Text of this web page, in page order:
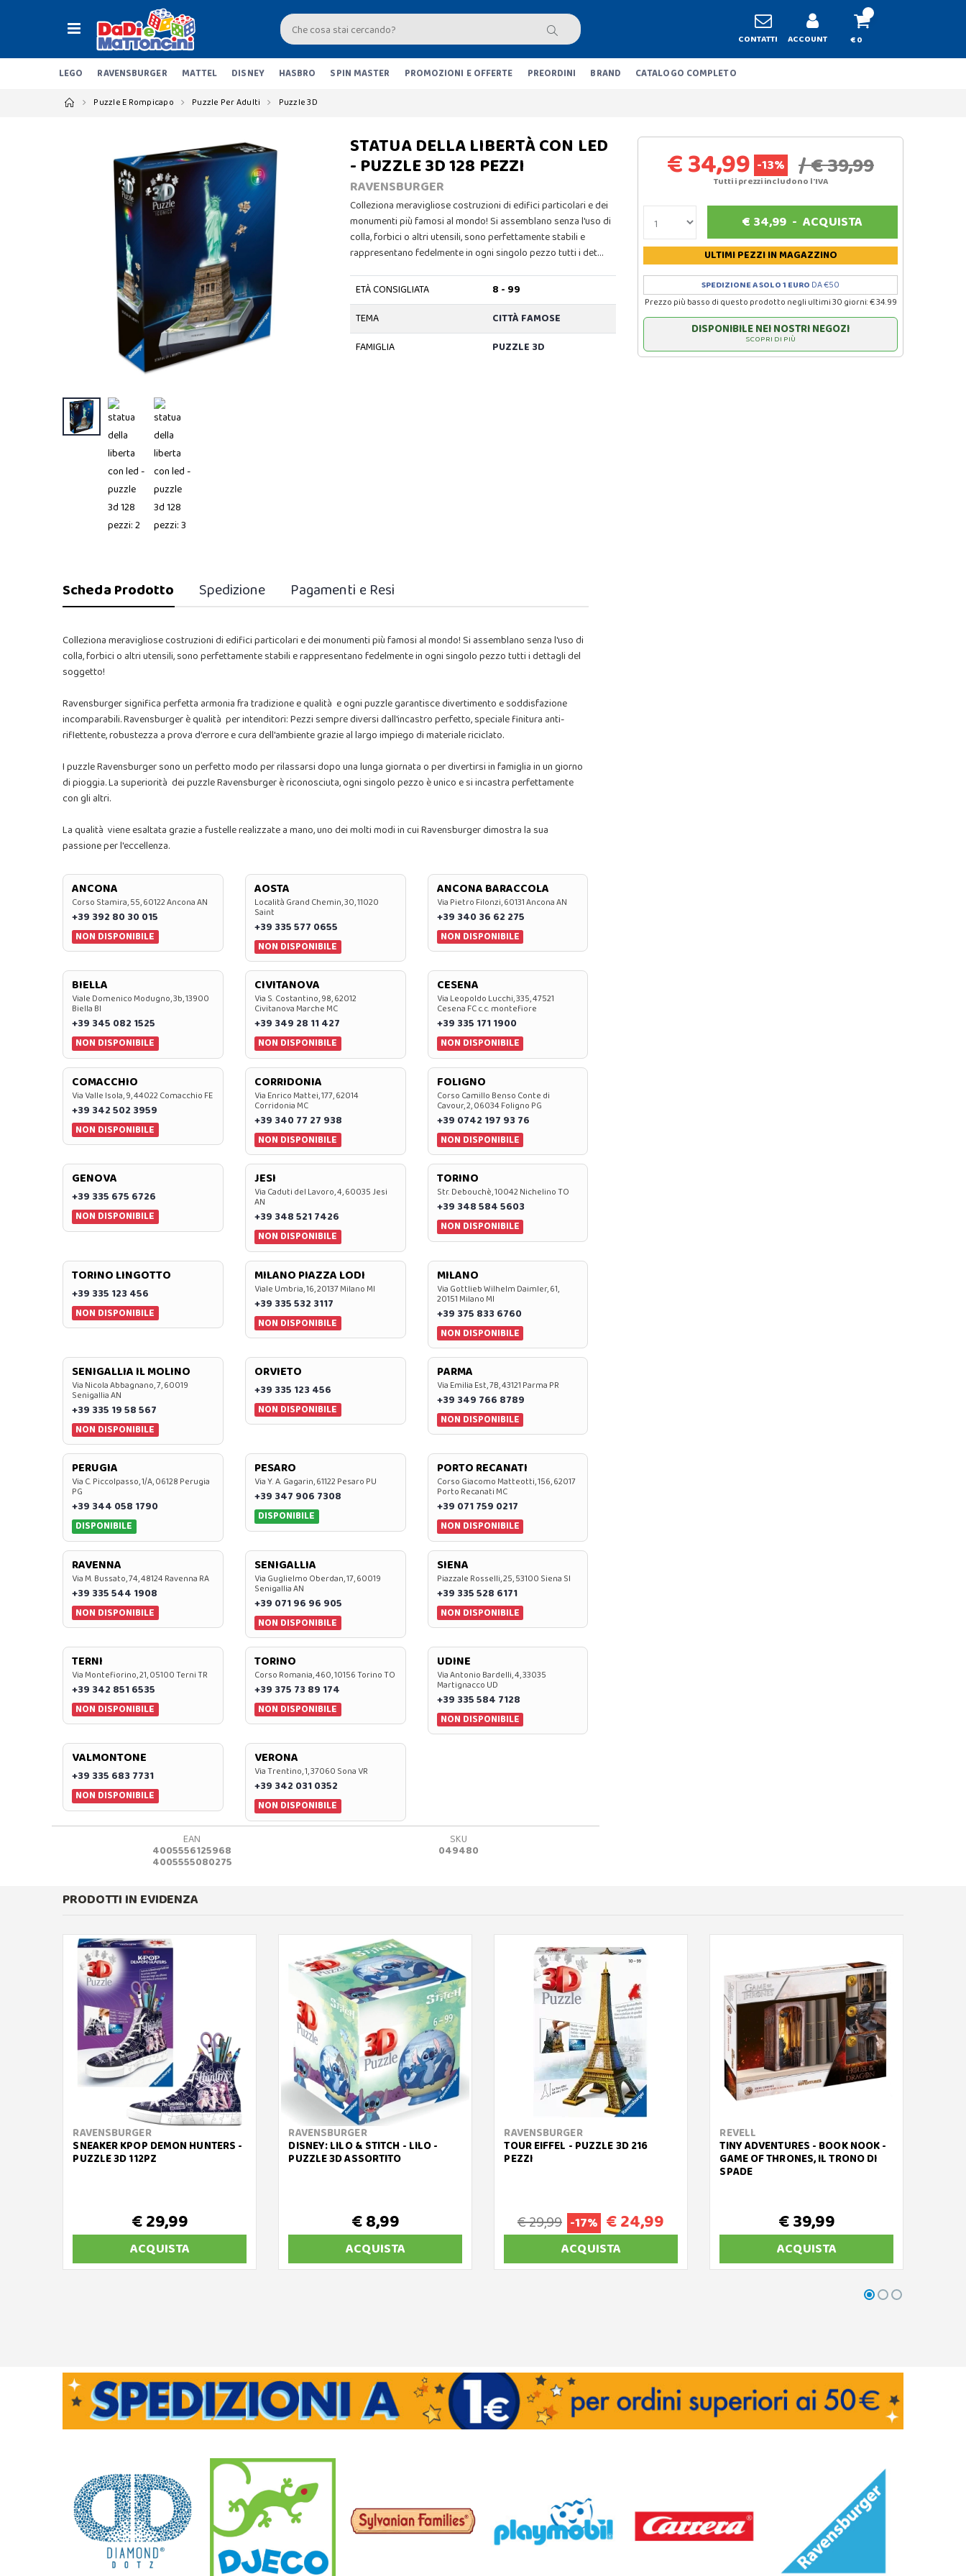
CONTATTI ACCOUNT € 0
LEGO RAVENSBURGER MATTEL DISNEY HASBRO SPIN MASTER PROMOZIONI E OFFERTE PREORDINI BRAND CATALOGO COMPLETO
Puzzle E Rompicapo Puzzle Per Adulti Puzzle 3D
STATUA DELLA LIBERTÀ CON LED
- PUZZLE 3D 128 PEZZI
RAVENSBURGER
Colleziona meravigliose costruzioni di edifici particolari e dei
monumenti più famosi al mondo! Si assemblano senza l'uso di
colla, forbici o altri utensili, sono perfettamente stabili e
rappresentano fedelmente in ogni singolo pezzo tutti i det…
ETÀ CONSIGLIATA
8 - 99
TEMA
CITTÀ FAMOSE
FAMIGLIA
PUZZLE 3D
€ 34,99 -13% / € 39,99
Tutti i prezzi includono l'IVA
€ 34,99 -ACQUISTA
ULTIMI PEZZIIN MAGAZZINO
SPEDIZIONE A SOLO 1 EURO DA €50
Prezzo più basso di questo prodotto negli ultimi 30 giorni: € 34.99
DISPONIBILE NEI NOSTRI NEGOZI
SCOPRI DI PIÙ
Scheda Prodotto Spedizione Pagamenti e Resi
Colleziona meravigliose costruzioni di edifici particolari e dei monumenti più famosi al mondo! Si assemblano senza l'uso di
colla, forbici o altri utensili, sono perfettamente stabili e rappresentano fedelmente in ogni singolo pezzo tutti i dettagli del
soggetto!
Ravensburger significa perfetta armonia fra tradizione e qualità e ogni puzzle garantisce divertimento e soddisfazione
incomparabili. Ravensburger è qualità per intenditori: Pezzi sempre diversi dall'incastro perfetto, speciale finitura anti-
riflettente, robustezza a prova d'errore e cura dell'ambiente grazie al largo impiego di materiale riciclato.
I puzzle Ravensburger sono un perfetto modo per rilassarsi dopo una lunga giornata o per divertirsi in famiglia in un giorno
di pioggia. La superiorità dei puzzle Ravensburger è riconosciuta, ogni singolo pezzo è unico e si incastra perfettamente
con gli altri.
La qualità viene esaltata grazie a fustelle realizzate a mano, uno dei molti modi in cui Ravensburger dimostra la sua
passione per l'eccellenza.
ANCONA
Corso Stamira, 55, 60122 Ancona AN
+39 392 80 30 015
NON DISPONIBILE
AOSTA
Località Grand Chemin, 30, 11020
Saint
+39 335 577 0655
NON DISPONIBILE
ANCONA BARACCOLA
Via Pietro Filonzi, 60131 Ancona AN
+39 340 36 62 275
NON DISPONIBILE
BIELLA
Viale Domenico Modugno, 3b, 13900
Biella BI
+39 345 082 1525
NON DISPONIBILE
CIVITANOVA
Via S. Costantino, 98, 62012
Civitanova Marche MC
+39 349 28 11 427
NON DISPONIBILE
CESENA
Via Leopoldo Lucchi, 335, 47521
Cesena FC c.c. montefiore
+39 335 171 1900
NON DISPONIBILE
COMACCHIO
Via Valle Isola, 9, 44022 Comacchio FE
+39 342 502 3959
NON DISPONIBILE
CORRIDONIA
Via Enrico Mattei, 177, 62014
Corridonia MC
+39 340 77 27 938
NON DISPONIBILE
FOLIGNO
Corso Camillo Benso Conte di
Cavour, 2, 06034 Foligno PG
+39 0742 197 93 76
NON DISPONIBILE
GENOVA
+39 335 675 6726
NON DISPONIBILE
JESI
Via Caduti del Lavoro, 4, 60035 Jesi
AN
+39 348 521 7426
NON DISPONIBILE
TORINO
Str. Debouchè, 10042 Nichelino TO
+39 348 584 5603
NON DISPONIBILE
TORINO LINGOTTO
+39 335 123 456
NON DISPONIBILE
MILANO PIAZZA LODI
Viale Umbria, 16, 20137 Milano MI
+39 335 532 3117
NON DISPONIBILE
MILANO
Via Gottlieb Wilhelm Daimler, 61,
20151 Milano MI
+39 375 833 6760
NON DISPONIBILE
SENIGALLIA IL MOLINO
Via Nicola Abbagnano, 7, 60019
Senigallia AN
+39 335 19 58 567
NON DISPONIBILE
ORVIETO
+39 335 123 456
NON DISPONIBILE
PARMA
Via Emilia Est, 7B, 43121 Parma PR
+39 349 766 8789
NON DISPONIBILE
PERUGIA
Via C. Piccolpasso, 1/A, 06128 Perugia
PG
+39 344 058 1790
DISPONIBILE
PESARO
Via Y. A. Gagarin, 61122 Pesaro PU
+39 347 906 7308
DISPONIBILE
PORTO RECANATI
Corso Giacomo Matteotti, 156, 62017
Porto Recanati MC
+39 071 759 0217
NON DISPONIBILE
RAVENNA
Via M. Bussato, 74, 48124 Ravenna RA
+39 335 544 1908
NON DISPONIBILE
SENIGALLIA
Via Guglielmo Oberdan, 17, 60019
Senigallia AN
+39 071 96 96 905
NON DISPONIBILE
SIENA
Piazzale Rosselli, 25, 53100 Siena SI
+39 335 528 6171
NON DISPONIBILE
TERNI
Via Montefiorino, 21, 05100 Terni TR
+39 342 851 6535
NON DISPONIBILE
TORINO
Corso Romania, 460, 10156 Torino TO
+39 375 73 89 174
NON DISPONIBILE
UDINE
Via Antonio Bardelli, 4, 33035
Martignacco UD
+39 335 584 7128
NON DISPONIBILE
VALMONTONE
+39 335 683 7731
NON DISPONIBILE
VERONA
Via Trentino, 1, 37060 Sona VR
+39 342 031 0352
NON DISPONIBILE
EAN
4005556125968
4005555080275
SKU
049480
PRODOTTI IN EVIDENZA
RAVENSBURGER
SNEAKER KPOP DEMON HUNTERS -
PUZZLE 3D 112PZ
€ 29,99
ACQUISTA
RAVENSBURGER
DISNEY: LILO & STITCH - LILO -
PUZZLE 3D ASSORTITO
€ 8,99
ACQUISTA
RAVENSBURGER
TOUR EIFFEL - PUZZLE 3D 216
PEZZI
€ 29,99 -17% € 24,99
ACQUISTA
REVELL
TINY ADVENTURES - BOOK NOOK -
GAME OF THRONES, IL TRONO DI
SPADE
€ 39,99
ACQUISTA